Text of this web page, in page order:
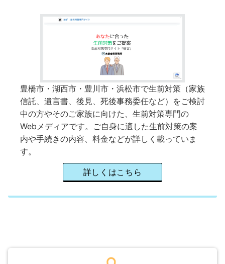
豊橋市・湖西市・豊川市・浜松市で生前対策（家族
信託、遺言書、後見、死後事務委任など）をご検討
中の方やそのご家族に向けた、生前対策専門の
Webメディアです。ご自身に適した生前対策の案
内や手続きの内容、料金などが詳しく載っていま
す。
詳しくはこちら